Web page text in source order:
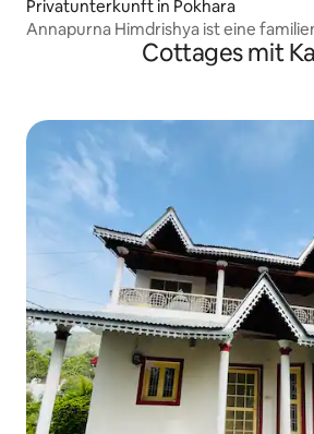
Privatunterkunft in Pokhara
Annapurna Himdrishya ist eine
Cottages mit